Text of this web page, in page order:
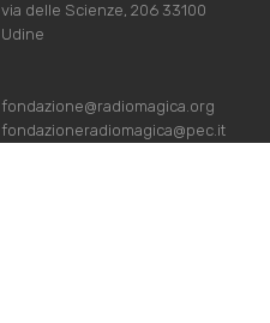
via delle Scienze, 206 33100
Udine
fondazione@radiomagica.org
fondazioneradiomagica@pec.it